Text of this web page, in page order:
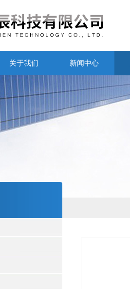
关于我们 新闻中心